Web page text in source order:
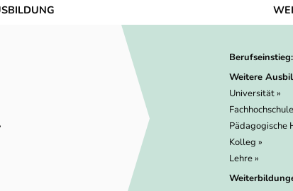
Berufseinstieg:
Weitere
Universität »
Pädagogische
Kolleg »
Lehre »